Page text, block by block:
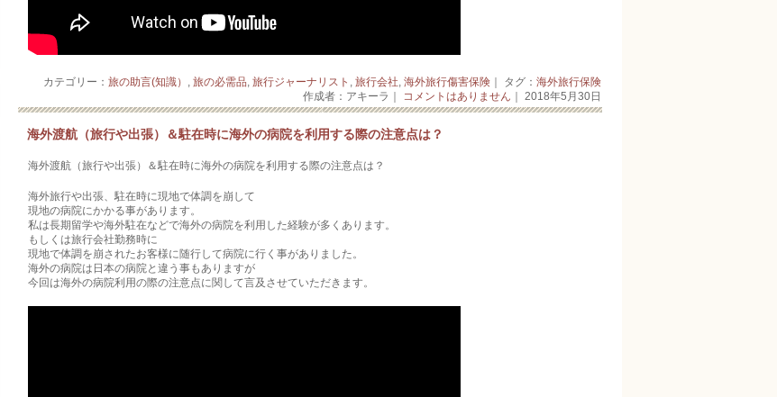
カテゴリー： 旅の助言(知識） 旅の必需品 旅行ジャーナリスト 旅行会社 海外旅行傷害保険｜ タグ： 海外旅行保険
作成者：アキーラ｜
コメントはありません ｜ 2018年5月30日
海外渡航（旅行や出張）＆駐在時に海外の病院を利用する際の注意点は？
海外渡航（旅行や出張）＆駐在時に海外の病院を利用する際の注意点は？
海外旅行や出張、駐在時に現地で体調を崩して
現地の病院にかかる事があります。
私は長期留学や海外駐在などで海外の病院を利用した経験が多くあります。
もしくは旅行会社勤務時に
現地で体調を崩されたお客様に随行して病院に行く事がありました。
海外の病院は日本の病院と違う事もありますが
今回は海外の病院利用の際の注意点に関して言及させていただきます。